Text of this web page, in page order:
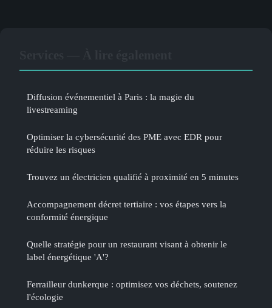
Diffusion événementiel à Paris : la magie du
livestreaming
Optimiser la cybersécurité des PME avec EDR pour
réduire les risques
Trouvez un électricien qualifié à proximité en 5 minutes
Accompagnement décret tertiaire : vos étapes vers la
conformité énergique
Quelle stratégie pour un restaurant visant à obtenir le
label énergétique 'A'?
Ferrailleur dunkerque : optimisez vos déchets, soutenez
l'écologie